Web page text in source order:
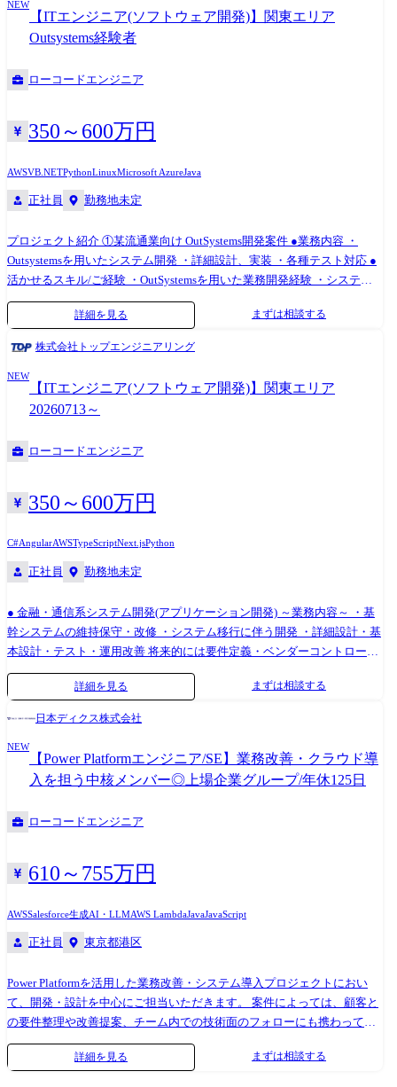
たことを効率的に開発できるが、それに加えて今までできていないこと
（AI、プロセスマイニングの利用等）ができ、技術的な好奇心を駆り立
てられる。 より幅広い技術・知識の習得を楽しめる！（30代男性） ・開
発工程を短縮することで、本当に必要な工程に時間を割けるようになっ
た。 中長期的にユーザーが求めていることを提案・提供でき、前よりお
「想定より早く導入できた」「ほしかったシステムがたくさんあり、使
うことが楽しみだ」とお声をいただき、嬉しかった！（20代女性） 【事
す。 また、日本に入ってきているものの、認知度の低いツールもたくさ
開発を積極的に推進しております。 ・「世界基準で通用するエンジニア
スキルを身に着ける」 ・「日本で新しいマーケットを開拓する」 ・「日
本でもっと浸透させ、よりよい未来を創る」 こういった想いをもったメ
ンバーがたくさんいます！ このような環境下で一緒に成長していきたい
と思っていただける方からのご応募をお待ちしております！ ※従事すべ
き業務の変更の範囲：IT開発関連業務
二人三脚でステップアップできる環境です。
NEW
【ITエンジニア(ソフトウェア開発)】関東エリア
Outsystems経験者
ローコードエンジニア
350～600万円
AWSVB.NETPythonLinuxMicrosoft AzureJava
正社員 勤務地未定
プロジェクト紹介 ①某流通業向け OutSystems開発案件 ●業務内容 ・
Outsystemsを用いたシステム開発 ・詳細設計、実装 ・各種テスト対応 ●
活かせるスキル/ご経験 ・OutSystemsを用いた業務開発経験 ・システム
テスト～単体テストの経験 ・OutSystems Associate Reactive Developer以
上の資格 etc. ②国内営業 保守開発PJ(モバイル開発) ●業務内容 ・基本設
計～テスト/リリースまで ・テスト仕様書の作成 ・成果物レビュー ●活か
発 ・テスト設計経験 ・C#やVB.NETによる実装経験 ・Outsystemsを用い
た開発経験 etc.
詳細を見る まずは相談する
株式会社トップエンジニアリング
NEW
【ITエンジニア(ソフトウェア開発)】関東エリア
20260713～
ローコードエンジニア
350～600万円
C#AngularAWSTypeScriptNext.jsPython
正社員 勤務地未定
● 金融・通信系システム開発(アプリケーション開発) ～業務内容～ ・基
幹システムの維持保守・改修 ・システム移行に伴う開発 ・詳細設計・基
本設計・テスト・運用改善 将来的には要件定義・ベンダーコントロー
ル・PM/PLへステップアップ可能! ～使用技術例(※いずれかの経験があ
れば歓迎)～ Java/C#/Python/Oracle/Linux/AWS など ● 情報システム部門
発 ・システム管理、運用改善、セキュリティ対応 多様な技術に触れなが
ら、幅広い領域でスキルを伸ばせます! ～使用技術例(※いずれかの経験
があれば歓迎)～ Java/VB.NET/C++/C♯/COBOL/PL/SQL/RPA/AWS・Azure/
●業務内容 ・官公庁系業務システムのアプリケーション開発(PG〜IT工程)
フロントエンド開発 ・生成AIを活用したコーディング ●活かせるスキル/
ご経験 ・Java開発経験(Springフレームワーク) ・PostgreSQLなどRDBMS
発・運用経験 ・官公庁系システムの開発経験 ・生成AIツールを活用した
テムリプレースに伴うシステムの刷新案件 ●業務内容 ・Webシステムの
設計～開発業務 ・Java(Spring Boot)を用いたサーバーサイド開発 ・
React(Next.js)/TypeScriptを用いたフロントエンド開発 ・基本設計～詳細
設計、実装、テスト対応 ・チーム内でのレビュー対応、仕様調整 ●活か
せるご経験/スキル ・React または Next.jsでの開発経験 ・Java(1.8以
詳細を見る まずは相談する
日本ディクス株式会社
NEW
【Power Platformエンジニア/SE】業務改善・クラウド導
入を担う中核メンバー◎上場企業グループ/年休125日
ローコードエンジニア
610～755万円
AWSSalesforce生成AI・LLMAWS LambdaJavaJavaScript
正社員 東京都港区
Power Platformを活用した業務改善・システム導入プロジェクトにおい
て、開発・設計を中心にご担当いただきます。 案件によっては、顧客と
の要件整理や改善提案、チーム内での技術面のフォローにも携わってい
ただきます。 案件構成としては、一次請け(約3割)・二次請け合計で7〜8
割となっており、安定した業績基盤のもと多様なプロジェクトに参画い
詳細を見る まずは相談する